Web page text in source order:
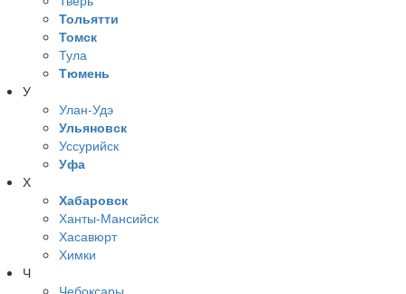
Тольятти
Томск
Тула
Тюмень
У
Улан-Удэ
Ульяновск
Уссурийск
Уфа
Х
Хабаровск
Ханты-Мансийск
Хасавюрт
Химки
Ч
Чебоксары